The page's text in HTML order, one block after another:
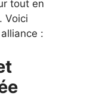
tout en
Voici
: